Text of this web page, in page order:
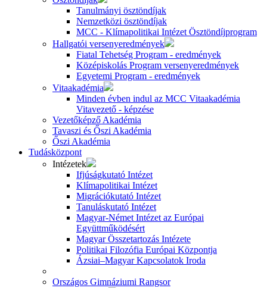
Tanulmányi ösztöndíjak
Nemzetközi ösztöndíjak
MCC - Klímapolitikai Intézet Ösztöndíjprogram
Hallgatói versenyeredmények
Fiatal Tehetség Program - eredmények
Középiskolás Program versenyeredmények
Egyetemi Program - eredmények
Vitaakadémia
Minden évben indul az MCC Vitaakadémia
Vitavezető - képzése
Vezetőképző Akadémia
Tavaszi és Őszi Akadémia
Őszi Akadémia
Tudásközpont
Intézetek
Ifjúságkutató Intézet
Klímapolitikai Intézet
Migrációkutató Intézet
Tanuláskutató Intézet
Magyar-Német Intézet az Európai
Együttműködésért
Magyar Összetartozás Intézete
Politikai Filozófia Európai Központja
Ázsiai–Magyar Kapcsolatok Iroda
Országos Gimnáziumi Rangsor